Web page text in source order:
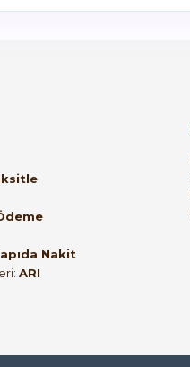
bundan
için teşekkür
Nakit
ARI